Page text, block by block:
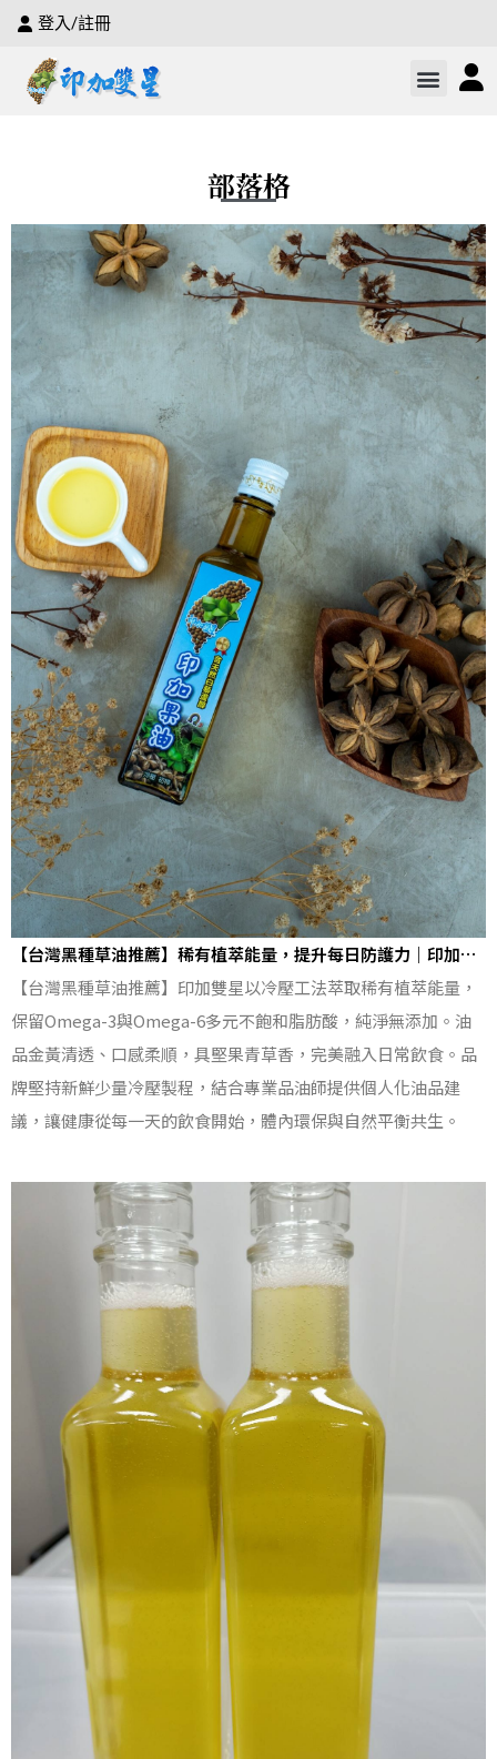
登入/註冊
部落格
【台灣黑種草油推薦】稀有植萃能量，提升每日防護力｜印加雙
星【台灣黑種草油推薦】印加雙星以冷壓工法萃取稀有植萃能量，
保留Omega-3與Omega-6多元不飽和脂肪酸，純淨無添加。油
品金黃清透、口感柔順，具堅果青草香，完美融入日常飲食。品
牌堅持新鮮少量冷壓製程，結合專業品油師提供個人化油品建
議，讓健康從每一天的飲食開始，體內環保與自然平衡共生。